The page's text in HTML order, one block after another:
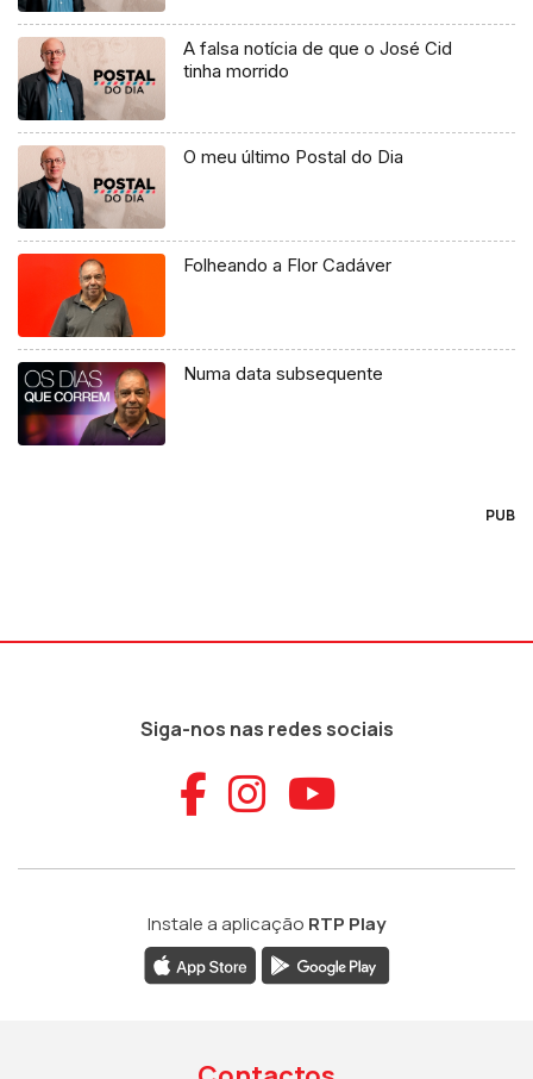
A falsa notícia de que o José Cid
tinha morrido
O meu último Postal do Dia
Folheando a Flor Cadáver
Numa data subsequente
PUB
Siga-nos nas redes sociais
Aceder ao
Aceder ao
Aceder
Instale a aplicação RTP Play